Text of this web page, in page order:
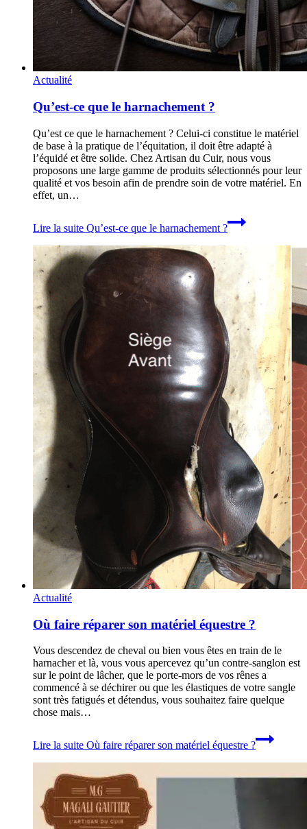
Actualité
Qu’est-ce que le harnachement ?
Qu’est ce que le harnachement ? Celui-ci constitue le matériel
de base à la pratique de l’équitation, il doit être adapté à
l’équidé et être solide. Chez Artisan du Cuir, nous vous
proposons une large gamme de produits sélectionnés pour leur
qualité et vos besoin afin de prendre soin de votre matériel. En
effet, un…
Lire la suite Qu’est-ce que le harnachement ?
Actualité
Où faire réparer son matériel équestre ?
Vous descendez de cheval ou bien vous êtes en train de le
harnacher et là, vous vous apercevez qu’un contre-sanglon est
sur le point de lâcher, que le porte-mors de vos rênes a
commencé à se déchirer ou que les élastiques de votre sangle
sont très fatigués et détendus, vous souhaitez faire quelque
chose mais…
Lire la suite Où faire réparer son matériel équestre ?